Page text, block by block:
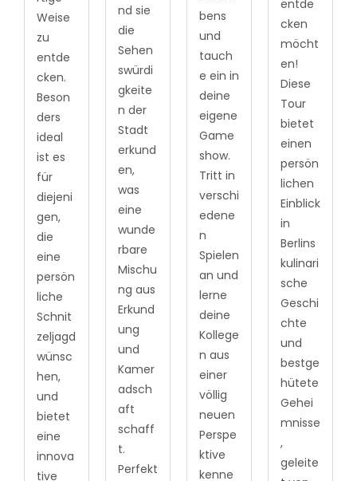
Weise
zu
entde
cken.
Beson
ders
ideal
ist es
für
diejeni
gen,
die
eine
persön
liche
Schnit
zeljagd
wünsc
hen,
und
bietet
eine
innova
tive
nd sie
die
Sehen
swürdi
gkeite
n der
Stadt
erkund
en,
was
eine
wunde
rbare
Mischu
ng aus
Erkund
ung
und
Kamer
adsch
aft
schaff
t.
Perfekt
bens
und
tauch
e ein in
deine
eigene
Game
show.
Tritt in
verschi
edene
n
Spielen
an und
lerne
deine
Kollege
n aus
einer
völlig
neuen
Perspe
ktive
kenne
entde
cken
möcht
en!
Diese
Tour
bietet
einen
persön
lichen
Einblick
in
Berlins
kulinari
sche
Geschi
chte
und
bestge
hütete
Gehei
mnisse
,
geleite